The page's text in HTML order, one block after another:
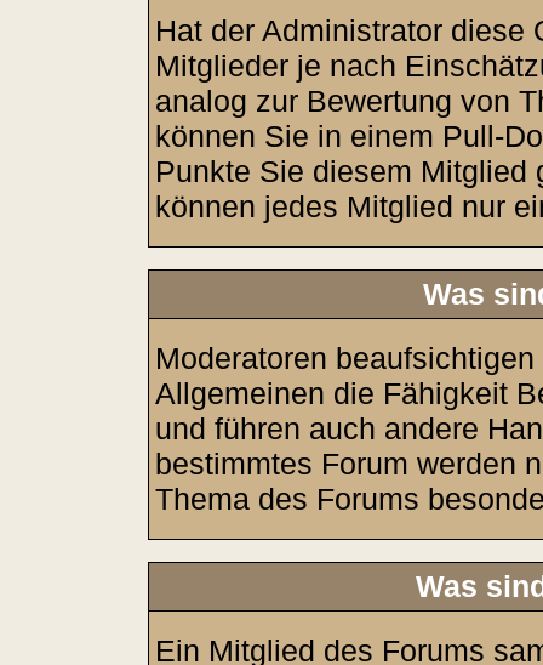
Hat der Administrator diese
Mitglieder je nach
analog zur Bewertung von
können Sie in einem Pull-
Punkte Sie diesem Mitglied
können jedes Mitglied nur
Was
Moderatoren
Allgemeinen die Fähigkeit
und führen auch andere
bestimmtes Forum werden
Thema des Forums
Was
Ein Mitglied des Forums